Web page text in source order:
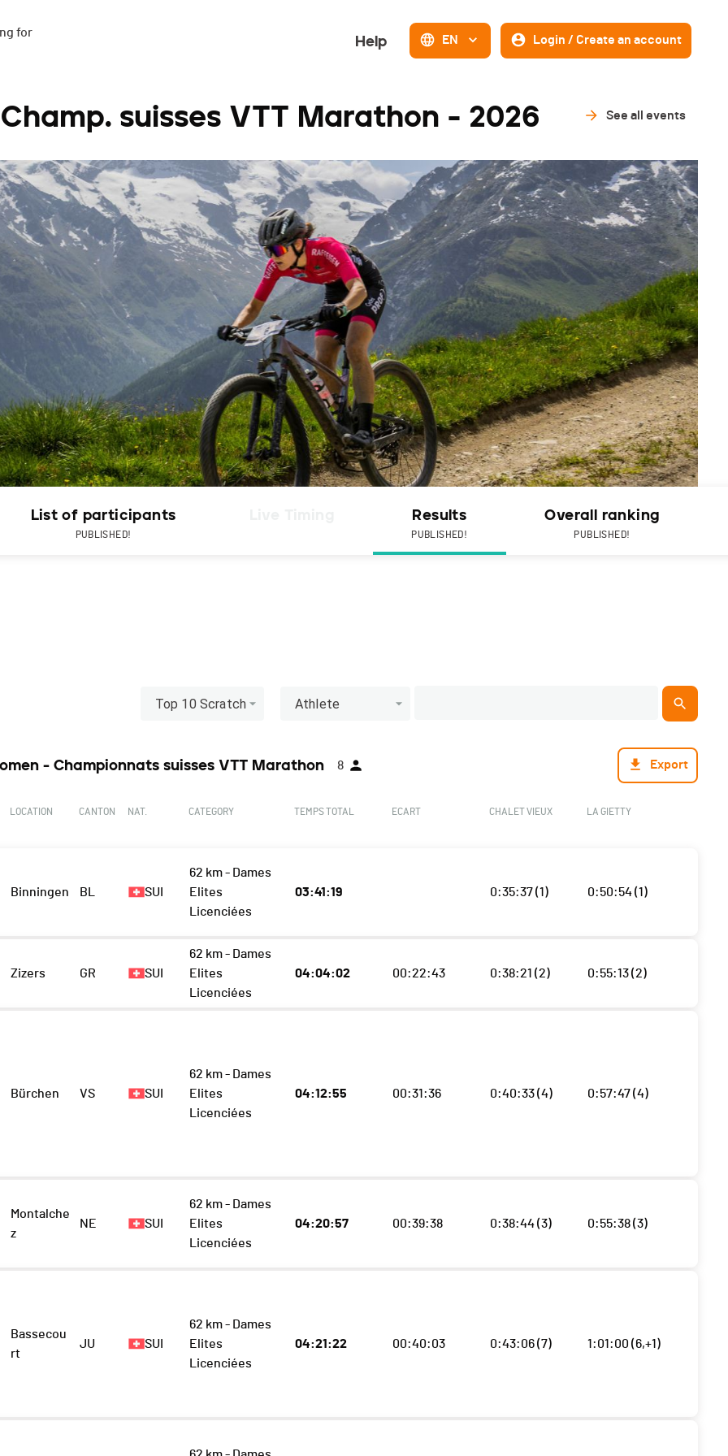
for Help EN Login / Create an account
suisses VTT Marathon - 2026 See all events
List of participants
PUBLISHED!
Results
PUBLISHED!
Overall ranking
PUBLISHED!
Top 10 Scratch Athlete
- Championnats suisses VTT Marathon 8 Export
LOCATION CANTON NAT. CATEGORY TEMPS TOTAL ECART CHALET VIEUX LA GIETTY
Binningen BL SUI
62 km - Dames
Elites
Licenciées
03:41:19 0:35:37 (1) 0:50:54 (1)
Zizers GR SUI
62 km - Dames
Elites
Licenciées
04:04:02 00:22:43 0:38:21 (2) 0:55:13 (2)
Bürchen VS SUI
62 km - Dames
Elites
Licenciées
04:12:55 00:31:36 0:40:33 (4) 0:57:47 (4)
Montalche
z
NE SUI
62 km - Dames
Elites
Licenciées
04:20:57 00:39:38 0:38:44 (3) 0:55:38 (3)
Bassecou
rt
JU SUI
62 km - Dames
Elites
Licenciées
04:21:22 00:40:03 0:43:06 (7) 1:01:00 (6,+1)